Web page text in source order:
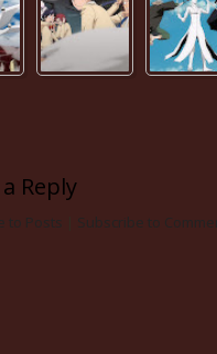
Reply
to Posts Subscribe to